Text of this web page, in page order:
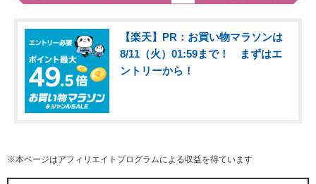
【楽天】PR：お買い物マラソンは
8/11（火）01:59まで！ まずはエ
ントリーから！
※本ページはアフィリエイトプログラムによる収益を得ています